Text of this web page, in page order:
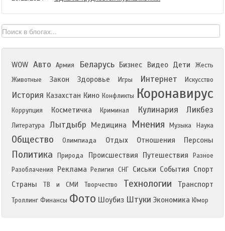
WOW Авто Армия Беларусь Бизнес Видео Дети
Жесть
Животные
Закон Здоровье Игры Интернет Искусство
История Казахстан Кино Конфликты Коронавирус
Коррупция Косметичка Криминал Кулинария Ликбез
Литература Лытдыбр Медицина Мнения Музыка Наука
Общество Олимпиада Отдых Отношения Персоны
Политика Природа Происшествия Путешествия
Разное
Разоблачения
Реклама Религия СНГ Сиськи События Спорт
Страны
ТВ и СМИ Творчество Технологии Транспорт
Троллинг Финансы Фото Шоубиз Штуки Экономика Юмор